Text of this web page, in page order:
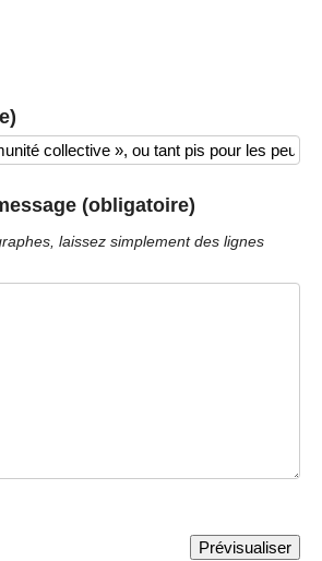
(obligatoire)
laissez simplement des lignes